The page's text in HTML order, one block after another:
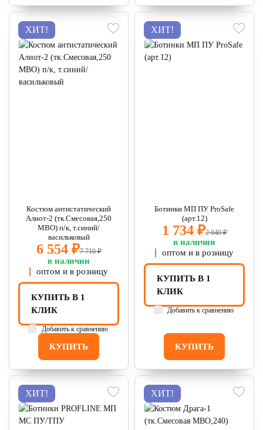
ХИТ!
Костюм антистатический
Алиот-2 (тк.Смесовая,250
МВО) п/к, т.синий/
васильковый
6 554 ₽7 710 ₽
в наличии
оптом и в розницу
КУПИТЬ
КУПИТЬ В 1
КЛИК
Добавить к сравнению
ХИТ!
Ботинки МП ПУ ProSafe
(арт.12)
1 734 ₽2 040 ₽
в наличии
оптом и в розницу
КУПИТЬ
КУПИТЬ В 1
КЛИК
Добавить к сравнению
ХИТ! ХИТ!